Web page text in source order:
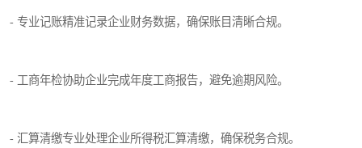
- 专业记账精准记录企业财务数据，确保账目清晰合规。
- 工商年检协助企业完成年度工商报告，避免逾期风险。
- 汇算清缴专业处理企业所得税汇算清缴，确保税务合规。